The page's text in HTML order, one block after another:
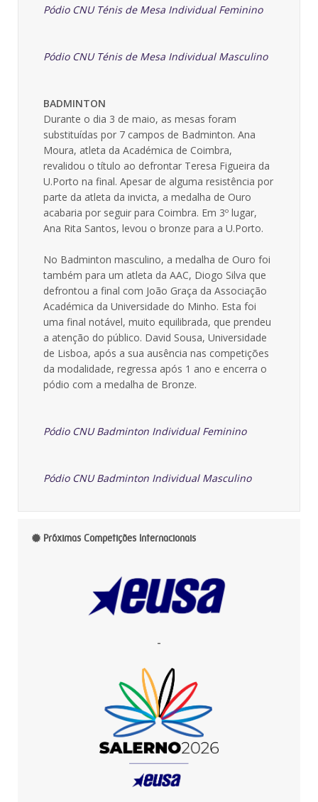
Pódio CNU Ténis de Mesa Individual Feminino
Pódio CNU Ténis de Mesa Individual Masculino
BADMINTON
Durante o dia 3 de maio, as mesas foram
substituídas por 7 campos de Badminton. Ana
Moura, atleta da Académica de Coimbra,
revalidou o título ao defrontar Teresa Figueira da
U.Porto na final. Apesar de alguma resistência por
parte da atleta da invicta, a medalha de Ouro
acabaria por seguir para Coimbra. Em 3º lugar,
Ana Rita Santos, levou o bronze para a U.Porto.
No Badminton masculino, a medalha de Ouro foi
também para um atleta da AAC, Diogo Silva que
defrontou a final com João Graça da Associação
Académica da Universidade do Minho. Esta foi
uma final notável, muito equilibrada, que prendeu
a atenção do público. David Sousa, Universidade
de Lisboa, após a sua ausência nas competições
da modalidade, regressa após 1 ano e encerra o
pódio com a medalha de Bronze.
Pódio CNU Badminton Individual Feminino
Pódio CNU Badminton Individual Masculino
Próximas Competições Internacionais
-